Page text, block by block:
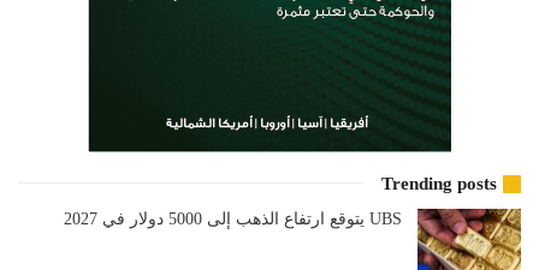
Trending posts
UBS يتوقع ارتفاع الذهب إلى 5000 دولار في 2027